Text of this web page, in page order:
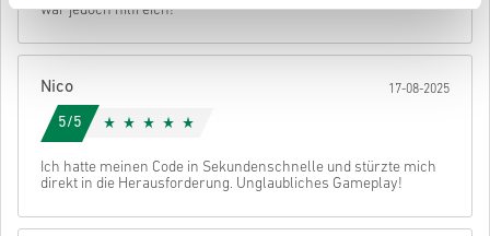
• Wähle deine bevorzugte Zahlungsmethode
Danach erhältst du eine E-Mail mit einem sicheren Link zu deinem
war jedoch hilfreich!
Nico 17-08-2025
5/5
Ich hatte meinen Code in Sekundenschnelle und stürzte mich
direkt in die Herausforderung. Unglaubliches Gameplay!